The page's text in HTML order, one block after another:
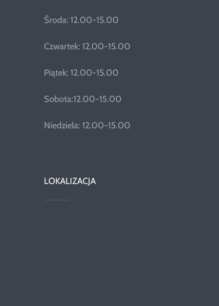
Środa: 12.00-15.00
Czwartek: 12.00-15.00
Piątek: 12.00-15.00
Sobota:12.00-15.00
Niedziela: 12.00-15.00
LOKALIZACJA